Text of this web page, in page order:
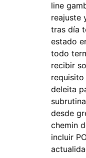
line
reajuste
tras día
estado
todo
recibir
deleita
desde
chemin
incluir